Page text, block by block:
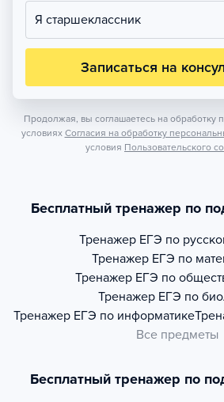
Я старшеклассник
Записаться на
Продолжая, вы соглашаетесь на обработку
условиях Согласия на обработку
условия Пользовательского
Бесплатный тренажер по
Тренажер ЕГЭ по
Тренажер ЕГЭ по
Тренажер ЕГЭ по
Тренажер ЕГЭ по
Тренажер ЕГЭ по информатике
Все предметы
Бесплатный тренажер по